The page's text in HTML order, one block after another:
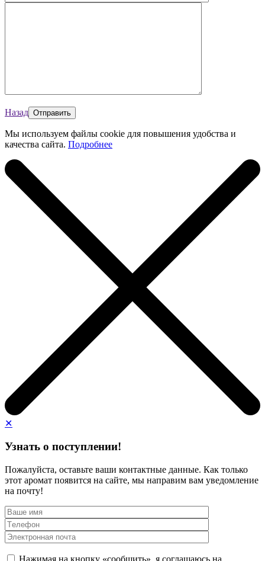
Назад
Мы используем файлы cookie для повышения удобства и
качества сайта. Подробнее
✕
Узнать о поступлении!
Пожалуйста, оставьте ваши контактные данные. Как только
этот аромат появится на сайте, мы направим вам уведомление
на почту!
Нажимая на кнопку «сообщить», я соглашаюсь на